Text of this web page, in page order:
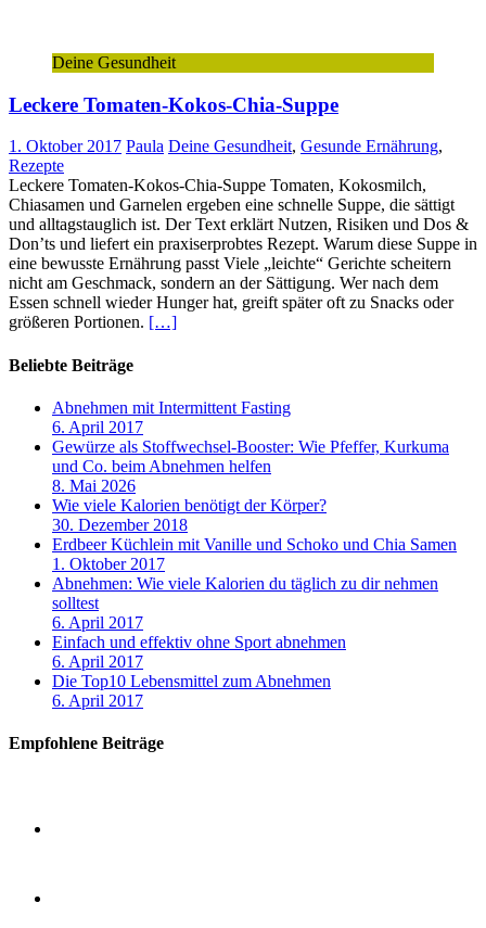
Deine Gesundheit
Leckere Tomaten-Kokos-Chia-Suppe
1. Oktober 2017 Paula Deine Gesundheit, Gesunde Ernährung,
Rezepte
Leckere Tomaten-Kokos-Chia-Suppe Tomaten, Kokosmilch,
Chiasamen und Garnelen ergeben eine schnelle Suppe, die sättigt
und alltagstauglich ist. Der Text erklärt Nutzen, Risiken und Dos &
Don’ts und liefert ein praxiserprobtes Rezept. Warum diese Suppe in
eine bewusste Ernährung passt Viele „leichte“ Gerichte scheitern
nicht am Geschmack, sondern an der Sättigung. Wer nach dem
Essen schnell wieder Hunger hat, greift später oft zu Snacks oder
größeren Portionen. […]
Beliebte Beiträge
Abnehmen mit Intermittent Fasting
6. April 2017
Gewürze als Stoffwechsel-Booster: Wie Pfeffer, Kurkuma
und Co. beim Abnehmen helfen
8. Mai 2026
Wie viele Kalorien benötigt der Körper?
30. Dezember 2018
Erdbeer Küchlein mit Vanille und Schoko und Chia Samen
1. Oktober 2017
Abnehmen: Wie viele Kalorien du täglich zu dir nehmen
solltest
6. April 2017
Einfach und effektiv ohne Sport abnehmen
6. April 2017
Die Top10 Lebensmittel zum Abnehmen
6. April 2017
Empfohlene Beiträge